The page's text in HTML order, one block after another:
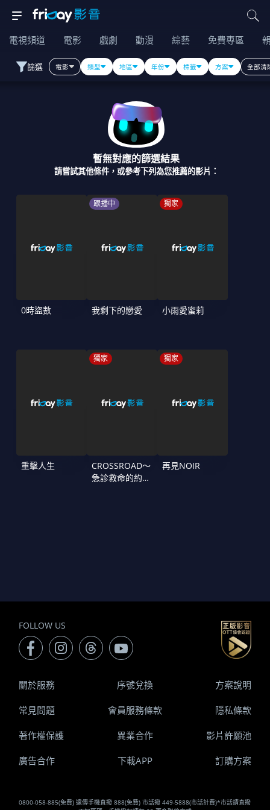
電視頻道 電影 戲劇 動漫 綜藝 免費專區
篩選 電影 類型 地區 年份 標籤 方案 全部清
暫無對應的篩選結果
請嘗試其他條件，或參考下列為您推薦的影片：
0時盜數
跟播中
我剩下的戀愛
獨家
小雨愛蜜莉
重擊人生
獨家
CROSSROAD～
急診救命的約定
獨家
再見NOIR
FOLLOW US
0800-058-885(免費) 遠傳手機直撥 888(免費) 市話撥 449-5888(市話計費)*市話請直撥
關於服務 序號兌換 方案說明
常見問題 會員服務條款 隱私條款
著作權保護 異業合作 影片許願池
廣告合作 下載APP 訂購方案